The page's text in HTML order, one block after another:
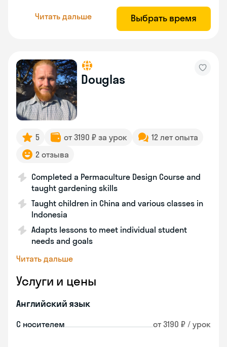
Читать дальше Выбрать время
Douglas
5 от 3190 ₽ за урок
12 лет опыта
2 отзыва
Completed a Permaculture Design Course and
taught gardening skills
Taught children in China and various classes in
Indonesia
Adapts lessons to meet individual student
needs and goals
Читать дальше
Услуги и цены
Английский язык
С носителем от 3190 ₽ / урок